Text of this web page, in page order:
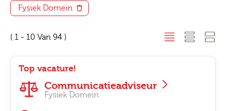
Fysiek Domein
( 1 - 10 Van 94 )
Communicatieadviseur
Fysiek Domein
Top vacature!